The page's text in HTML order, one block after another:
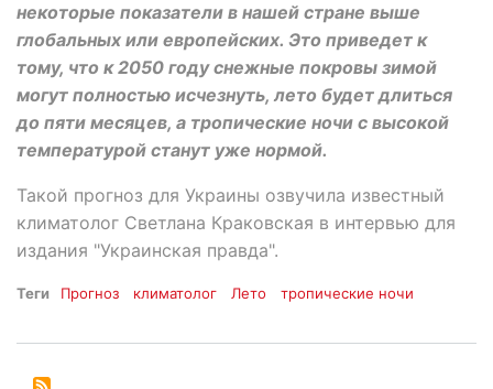
некоторые показатели в нашей стране выше
глобальных или европейских. Это приведет к
тому, что к 2050 году снежные покровы зимой
могут полностью исчезнуть, лето будет длиться
до пяти месяцев, а тропические ночи с высокой
температурой станут уже нормой.
Такой прогноз для Украины озвучила известный
климатолог Светлана Краковская в интервью для
издания "Украинская правда".
Теги Прогноз климатолог Лето тропические ночи